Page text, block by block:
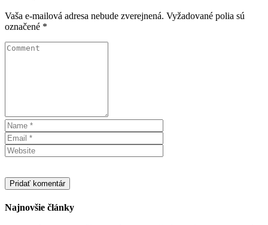
Vaša e-mailová adresa nebude zverejnená. Vyžadované polia sú
označené *
Najnovšie články